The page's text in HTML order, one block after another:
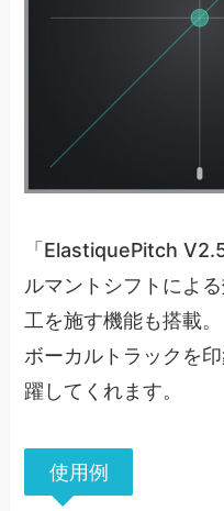
「ElastiquePitch
ルマントシフトによ
工を施す機能も搭載。
ボーカルトラックを
躍してくれます。
使用例